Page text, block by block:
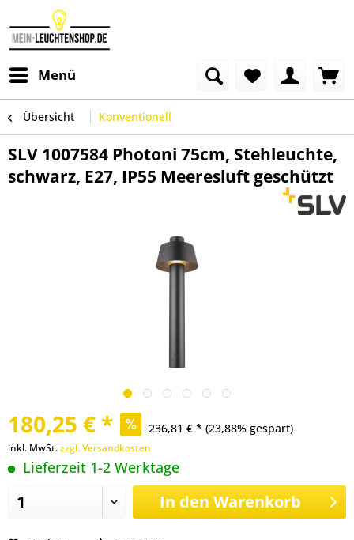
Menü
Übersicht Konventionell
SLV 1007584 Photoni 75cm, Stehleuchte,
schwarz, E27, IP55 Meeresluft geschützt
180,25 € * 236,81 € * (23,88% gespart)
inkl. MwSt.zzgl. Versandkosten
Lieferzeit 1-2 Werktage
In den Warenkorb